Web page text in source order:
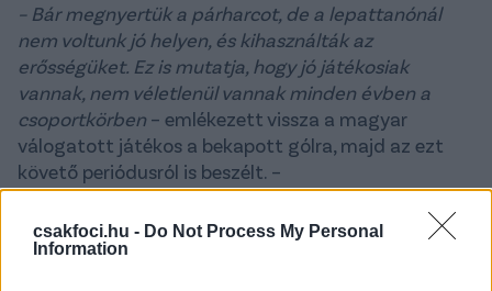
csakfoci.hu - Do Not Process My Personal
Information
– Bár megnyertük a párharcot, de a lepattanónál
nem voltunk jó helyen, és kihasználták az
erősségüket. Ez is mutatja, hogy jó játékosiak
vannak, nem véletlenül vannak minden évben a
csoportkörben – emlékezett vissza a magyar
válogatott játékos a bekapott gólra, majd az ezt
követő periódusról is beszélt. –
Az meglepett, hogy visszaálltak, és hagytak játékba
lendülni minket.